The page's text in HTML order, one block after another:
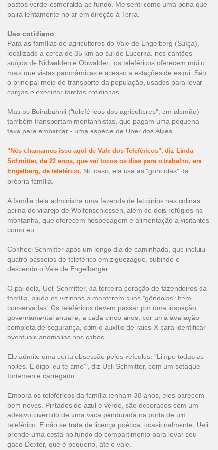
pastos verde-esmeralda ao fundo. Me senti como uma pena que
paira lentamente no ar em direção à Terra.
Uso cotidiano
Para as famílias de agricultores do Vale de Engelberg (Suíça),
localizado a cerca de 35 km ao sul de Lucerna, nos cantões
suíços de Nidwalden e Obwalden, os teleféricos oferecem muito
mais que vistas panorâmicas e acesso a estações de esqui. São
o principal meio de transporte da população, usados para levar
cargas e executar tarefas cotidianas.
Mas os Buiräbähnli ("teleféricos dos agricultores", em alemão)
também transportam montanhistas, que pagam uma pequena
taxa para embarcar - uma espécie de Uber dos Alpes.
"Nós chamamos isso aqui de Vale dos Teleféricos", diz Linda
Schmitter, de 22 anos, que vai todos os dias para o trabalho, em
Engelberg, de teleférico. No caso, ela usa as "gôndolas" da
própria família.
A família dela administra uma fazenda de laticínios nas colinas
acima do vilarejo de Wolfenschiessen, além de dois refúgios na
montanha, que oferecem hospedagem e alimentação a visitantes
como eu.
Conheci Schmitter após um longo dia de caminhada, que incluiu
quatro passeios de teleférico em ziguezague, subindo e
descendo o Vale de Engelberger.
O pai dela, Ueli Schmitter, da terceira geração de fazendeiros da
família, ajuda os vizinhos a manterem suas "gôndolas" bem
conservadas. Os teleféricos devem passar por uma inspeção
governamental anual e, a cada cinco anos, por uma avaliação
completa de segurança, com o auxílio de raios-X para identificar
eventuais anomalias nos cabos.
Ele admite uma certa obsessão pelos veículos. "Limpo todas as
noites. E digo 'eu te amo'", diz Ueli Schmitter, com um sotaque
fortemente carregado.
Embora os teleféricos da família tenham 38 anos, eles parecem
bem novos. Pintados de azul e verde, são decorados com um
adesivo divertido de uma vaca pendurada na porta de um
teleférico. E não se trata de licença poética: ocasionalmente, Ueli
prende uma cesta no fundo do compartimento para levar seu
gado Dexter, que é pequeno, até o vale.